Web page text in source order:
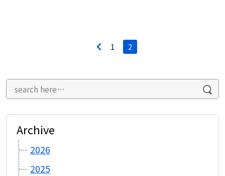
ー
ョ
1 2
Archive
2026
2025